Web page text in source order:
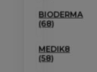
BIODERMA
(68)
MEDIK8
(58)